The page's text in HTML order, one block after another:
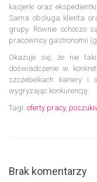
kasjerki oraz
Sama obsługa klienta
grupy. Równie ochoczo
pracownicy gastronomii
Okazuje się, że nie
doświadczenie w
szczebelkach kariery i
wygryzając konkurencję.
Tagi: oferty pracy,
Brak komentarzy